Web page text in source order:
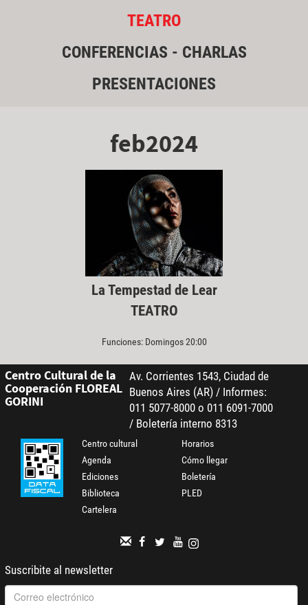
TEATRO
CONFERENCIAS - CHARLAS
PRESENTACIONES
feb2024
La Tempestad de Lear
TEATRO
Funciones: Domingos 20:00
Centro Cultural de la
Cooperación FLOREAL
GORINI
Av. Corrientes 1543, Ciudad de
Buenos Aires (AR) / Informes:
011 5077-8000 o 011 6091-7000
/ Boletería interno 8313
Centro cultural
Agenda
Ediciones
Biblioteca
Cartelera
Horarios
Cómo llegar
Boletería
PLED
Suscribite al newsletter